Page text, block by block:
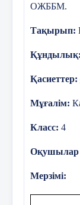
ОЖББМ.
Тақырып:
Құндылық:
Қасиеттер:
Мұғалiм:
Класс: 4
Оқушылар
Мерзімі: